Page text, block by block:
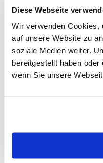
Diese Webseite
Wir verwenden Cookies,
auf unsere Website zu
soziale Medien weiter.
bereitgestellt haben
wenn Sie unsere